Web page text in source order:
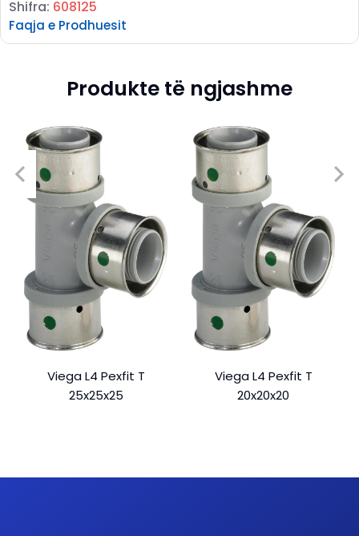
Shifra: 608125
Faqja e Prodhuesit
Produkte të ngjashme
Viega L4 Pexfit T
25x25x25
Viega L4 Pexfit T
20x20x20